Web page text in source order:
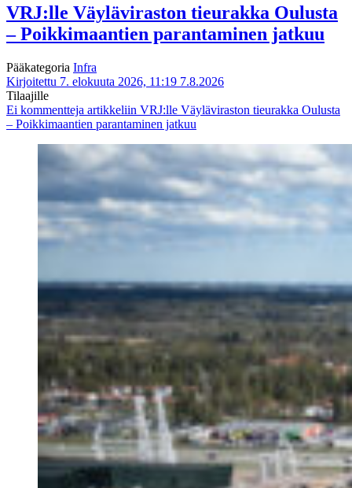
VRJ:lle Väyläviraston tieurakka Oulusta
– Poikkimaantien parantaminen jatkuu
Pääkategoria Infra
Kirjoitettu 7. elokuuta 2026, 11:19 7.8.2026
Tilaajille
Ei kommentteja artikkeliin VRJ:lle Väyläviraston tieurakka Oulusta
– Poikkimaantien parantaminen jatkuu